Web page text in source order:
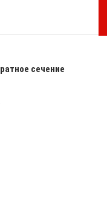
сечение